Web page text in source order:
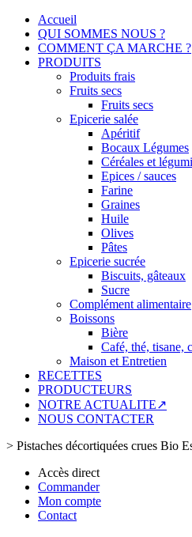
Accueil
QUI SOMMES NOUS ?
COMMENT ÇA MARCHE ?
PRODUITS
Produits frais
Fruits secs
Fruits secs
Epicerie salée
Apéritif
Bocaux Légumes
Céréales et
Epices / sauces
Farine
Graines
Huile
Olives
Pâtes
Epicerie sucrée
Biscuits, gâteaux
Sucre
Complément alimentaire
Boissons
Bière
Café, thé, tisane,
Maison et Entretien
RECETTES
PRODUCTEURS
NOTRE ACTUALITE↗
NOUS CONTACTER
> Pistaches décortiquées crues Bio
Accès direct
Commander
Mon compte
Contact